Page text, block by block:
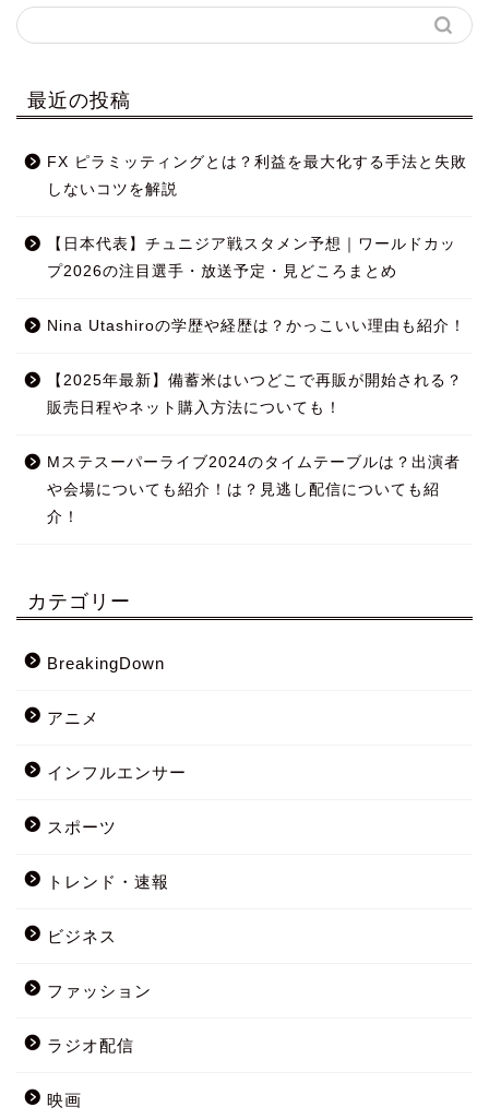
最近の投稿
FX ピラミッティングとは？利益を最大化する手法と失敗
しないコツを解説
【日本代表】チュニジア戦スタメン予想｜ワールドカッ
プ2026の注目選手・放送予定・見どころまとめ
Nina Utashiroの学歴や経歴は？かっこいい理由も紹介！
【2025年最新】備蓄米はいつどこで再販が開始される？
販売日程やネット購入方法についても！
Mステスーパーライブ2024のタイムテーブルは？出演者
や会場についても紹介！は？見逃し配信についても紹
介！
カテゴリー
BreakingDown
アニメ
インフルエンサー
スポーツ
トレンド・速報
ビジネス
ファッション
ラジオ配信
映画